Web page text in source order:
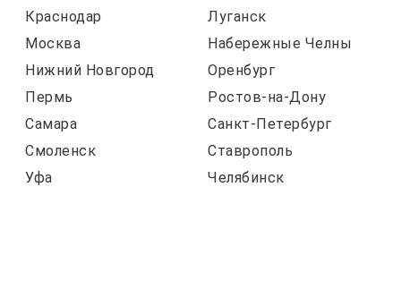
Краснодар
Луганск
Москва
Набережные Челны
Нижний Новгород
Оренбург
Пермь
Ростов-на-Дону
Самара
Санкт-Петербург
Смоленск
Ставрополь
Уфа
Челябинск